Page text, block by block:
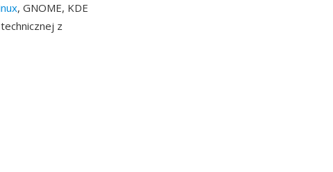
, GNOME, KDE
z